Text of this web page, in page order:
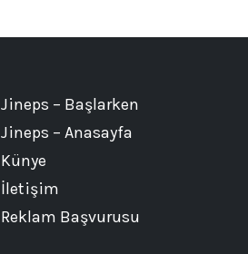
Jineps – Başlarken
Jineps – Anasayfa
Künye
İletişim
Reklam Başvurusu